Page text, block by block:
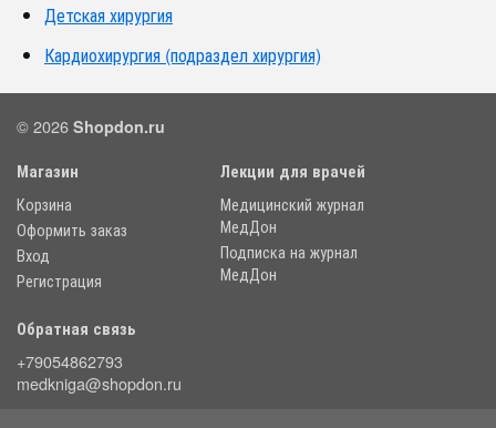
Детская хирургия
Кардиохирургия (подраздел хирургия)
© 2026 Shopdon.ru
Магазин
Корзина
Оформить заказ
Вход
Регистрация
Лекции для врачей
Медицинский журнал
МедДон
Подписка на журнал
МедДон
Обратная связь
+79054862793
medkniga@shopdon.ru